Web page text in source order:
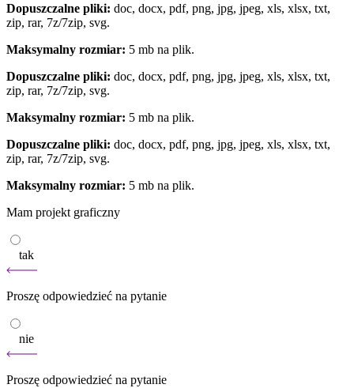
Dopuszczalne pliki: doc, docx, pdf, png, jpg, jpeg, xls, xlsx, txt,
zip, rar, 7z/7zip, svg.
Maksymalny rozmiar: 5 mb na plik.
Dopuszczalne pliki: doc, docx, pdf, png, jpg, jpeg, xls, xlsx, txt,
zip, rar, 7z/7zip, svg.
Maksymalny rozmiar: 5 mb na plik.
Dopuszczalne pliki: doc, docx, pdf, png, jpg, jpeg, xls, xlsx, txt,
zip, rar, 7z/7zip, svg.
Maksymalny rozmiar: 5 mb na plik.
Mam projekt graficzny
tak
Proszę odpowiedzieć na pytanie
nie
Proszę odpowiedzieć na pytanie